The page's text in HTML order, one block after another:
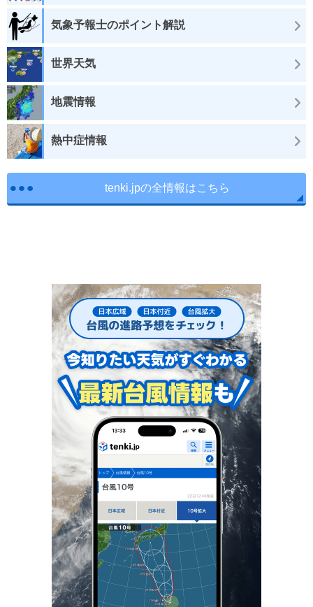
気象予報士のポイント解説
世界天気
地震情報
熱中症情報
tenki.jpの全情報はこちら